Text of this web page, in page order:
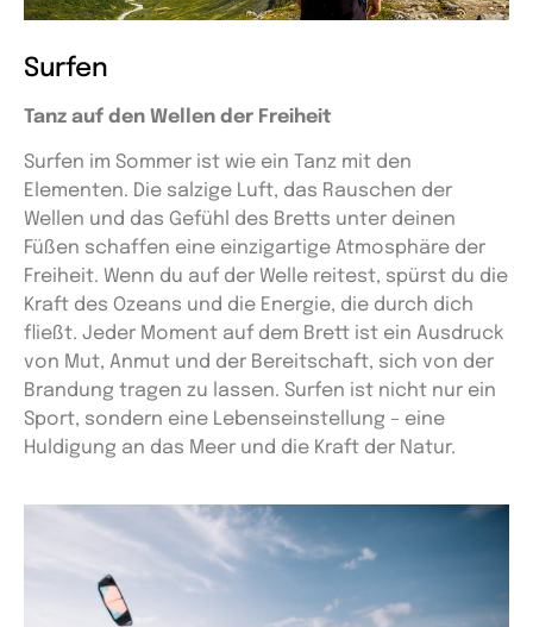
Surfen
Tanz auf den Wellen der Freiheit
Surfen im Sommer ist wie ein Tanz mit den
Elementen. Die salzige Luft, das Rauschen der
Wellen und das Gefühl des Bretts unter deinen
Füßen schaffen eine einzigartige Atmosphäre der
Freiheit. Wenn du auf der Welle reitest, spürst du die
Kraft des Ozeans und die Energie, die durch dich
fließt. Jeder Moment auf dem Brett ist ein Ausdruck
von Mut, Anmut und der Bereitschaft, sich von der
Brandung tragen zu lassen. Surfen ist nicht nur ein
Sport, sondern eine Lebenseinstellung – eine
Huldigung an das Meer und die Kraft der Natur.